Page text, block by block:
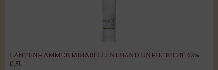
LANTENHAMMER MIRABELLENBRAND UNFILTRIERT 42%
0,5L